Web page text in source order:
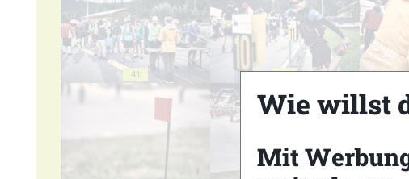
41 42
Wie willst
Mit